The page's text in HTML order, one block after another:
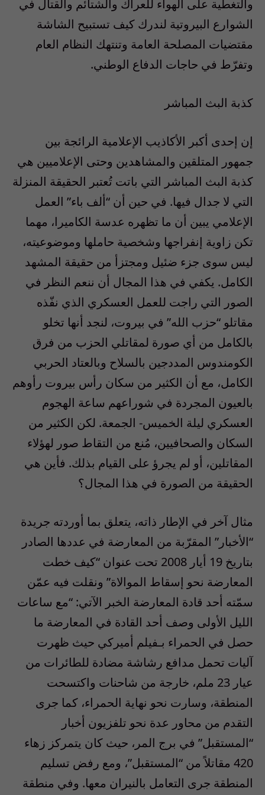
والتغطية على الهواء للعراك والشتائم والقتال في
الشوارع البيروتية لندرك كيف تستبيح الشاشة
مقتضيات المصلحة العامة وتنتهك النظام العام
وتفرّط في حاجات الدفاع الوطني.
كذبة البث المباشر
إن إحدى أكبر الأكاذيب الإعلامية الرائجة بين
جمهور المتلقين والمشاهدين وحتى الإعلاميين هي
كذبة البث المباشر التي باتت تُعتبر الحقيقة المنزلة
التي لا جدال فيها. في حين أن “ألف باء” العمل
الإعلامي يبين أن ما تظهره عدسة الكاميرا، مهما
تكن زاوية إنفراجها وشخصية حاملها وموضوعيته،
ليس سوى جزء ضئيل ومجتزأ من حقيقة المشهد
الكامل. يكفي في هذا المجال أن ننعم النظر في
الصور التي راجت للعمل العسكري الذي نفّذه
مقاتلو “حزب الله” في بيروت، لنجد أنها تخلو
بالكامل من أي صورة لمقاتلي الحزب من فرق
الكومندوس المددجين بالسلاح وبالعتاد الحربي
الكامل، مع أن الكثير من سكان رأس بيروت رأوهم
بالعيون المجردة في شوراعهم ساعة الهجوم
العسكري ليلة الخميس- الجمعة. لكن الكثير من
السكان والصحافيين، مُنع من التقاط صور لهؤلاء
المقاتلين، أو لم يجرؤ على القيام بذلك. فأين هي
الحقيقة من الصورة في هذا المجال؟
مثال آخر في الإطار ذاته، يتعلق بما أوردته جريدة
“الأخبار” المقرّبة من المعارضة في عددها الصادر
بتاريخ 19 أيار 2008 تحت عنوان “كيف خطت
المعارضة نحو إسقاط الموالاة” ونقلت فيه عمّن
سمّته أحد قادة المعارضة الخبر الآتي: “مع ساعات
الليل الأولى وصف أحد القادة في المعارضة ما
حصل في الحمراء بـفيلم أميركي حيث ظهرت
آليات تحمل مدافع رشاشة مضادة للطائرات من
عيار 23 ملم، خارجة من شاحنات واكتسحت
المنطقة، وسارت نحو نهاية الحمراء، كما جرى
التقدم من محاور عدة نحو تلفزيون أخبار
“المستقبل” في برج المر، حيث كان يتمركز زهاء
420 مقاتلاً من “المستقبل”، ومع رفض تسليم
المنطقة جرى التعامل بالنيران معها. وفي منطقة